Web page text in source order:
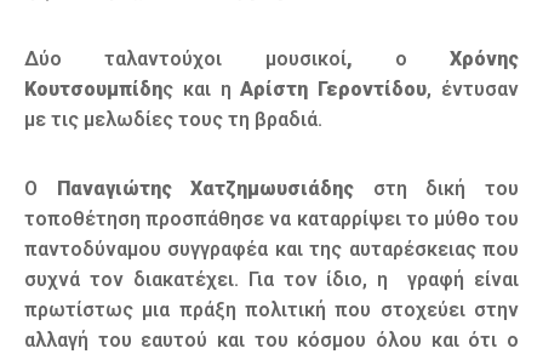
Δύο ταλαντούχοι μουσικοί, ο Χρόνης
Κουτσουμπίδης και ηΑρίστη Γεροντίδου, έντυσαν
με τις μελωδίες τους τη βραδιά.
Ο Παναγιώτης Χατζημωυσιάδης στη δική του
τοποθέτηση προσπάθησε να καταρρίψει το μύθο του
παντοδύναμου συγγραφέα και της αυταρέσκειας που
συχνά τον διακατέχει. Για τον ίδιο, η γραφή είναι
πρωτίστως μια πράξη πολιτική που στοχεύει στην
αλλαγή του εαυτού και του κόσμου όλου και ότι ο